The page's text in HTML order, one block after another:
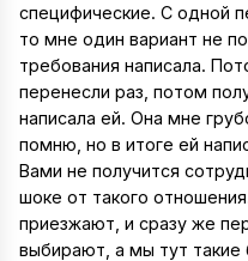
специфические. С одной
то мне один вариант не
требования написала.
перенесли раз, потом
написала ей. Она мне
помню, но в итоге ей
Вами не получится
шоке от такого
приезжают, и сразу же
выбирают, а мы тут такие